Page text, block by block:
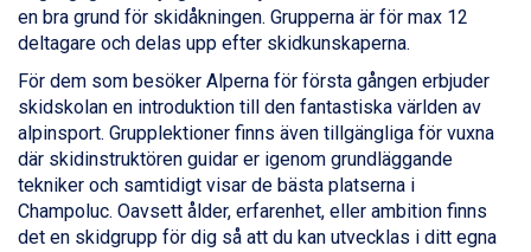
La Thuile från 7.045 kr.
Cervinia från 8.245 kr.
Sölden från 12.995 kr.
Passo Tonale från 5.895 kr.
Bad Hofgastein från 8.595 kr.
Saalbach från 9.445 kr.
Champoluc från 5.945 kr.
Sestriere från 6.945 kr.
Ischgl från 11.295 kr.
Wagrain från 7.095 kr.
en bra grund för skidåkningen. Grupperna är för max 12
deltagare och delas upp efter skidkunskaperna.
För dem som besöker Alperna för första gången erbjuder
skidskolan en introduktion till den fantastiska världen av
alpinsport. Grupplektioner finns även tillgängliga för vuxna
där skidinstruktören guidar er igenom grundläggande
tekniker och samtidigt visar de bästa platserna i
Champoluc. Oavsett ålder, erfarenhet, eller ambition finns
det en skidgrupp för dig så att du kan utvecklas i ditt egna